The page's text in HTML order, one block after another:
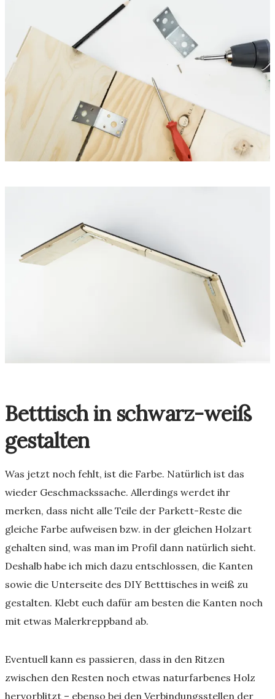
Betttisch in schwarz-weiß
gestalten
Was jetzt noch fehlt, ist die Farbe. Natürlich ist das
wieder Geschmackssache. Allerdings werdet ihr
merken, dass nicht alle Teile der Parkett-Reste die
gleiche Farbe aufweisen bzw. in der gleichen Holzart
gehalten sind, was man im Profil dann natürlich sieht.
Deshalb habe ich mich dazu entschlossen, die Kanten
sowie die Unterseite des DIY Betttisches in weiß zu
gestalten. Klebt euch dafür am besten die Kanten noch
mit etwas Malerkreppband ab.
Eventuell kann es passieren, dass in den Ritzen
zwischen den Resten noch etwas naturfarbenes Holz
hervorblitzt – ebenso bei den Verbindungsstellen der